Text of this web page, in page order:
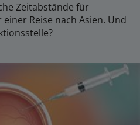
Zeitabstände für
Reise nach Asien. Und